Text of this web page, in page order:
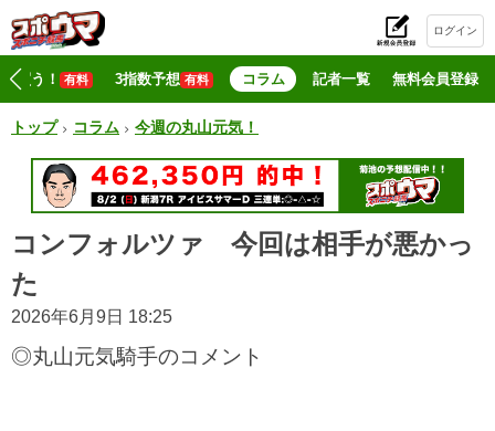
ログイン
買う！ 有料 3指数予想 有料 コラム 記者一覧 無料会員登録
トップ コラム 今週の丸山元気！
コンフォルツァ 今回は相手が悪かっ
た
2026年6月9日 18:25
◎丸山元気騎手のコメント